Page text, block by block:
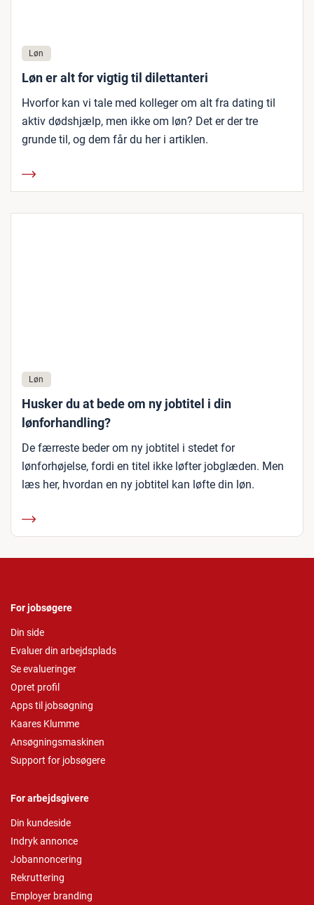
Løn
Løn er alt for vigtig til dilettanteri
Hvorfor kan vi tale med kolleger om alt fra dating til
aktiv dødshjælp, men ikke om løn? Det er der tre
grunde til, og dem får du her i artiklen.
Løn
Husker du at bede om ny jobtitel i din
lønforhandling?
De færreste beder om ny jobtitel i stedet for
lønforhøjelse, fordi en titel ikke løfter jobglæden. Men
læs her, hvordan en ny jobtitel kan løfte din løn.
For jobsøgere
Din side
Evaluer din arbejdsplads
Se evalueringer
Opret profil
Apps til jobsøgning
Kaares Klumme
Ansøgningsmaskinen
Support for jobsøgere
For arbejdsgivere
Din kundeside
Indryk annonce
Jobannoncering
Rekruttering
Employer branding